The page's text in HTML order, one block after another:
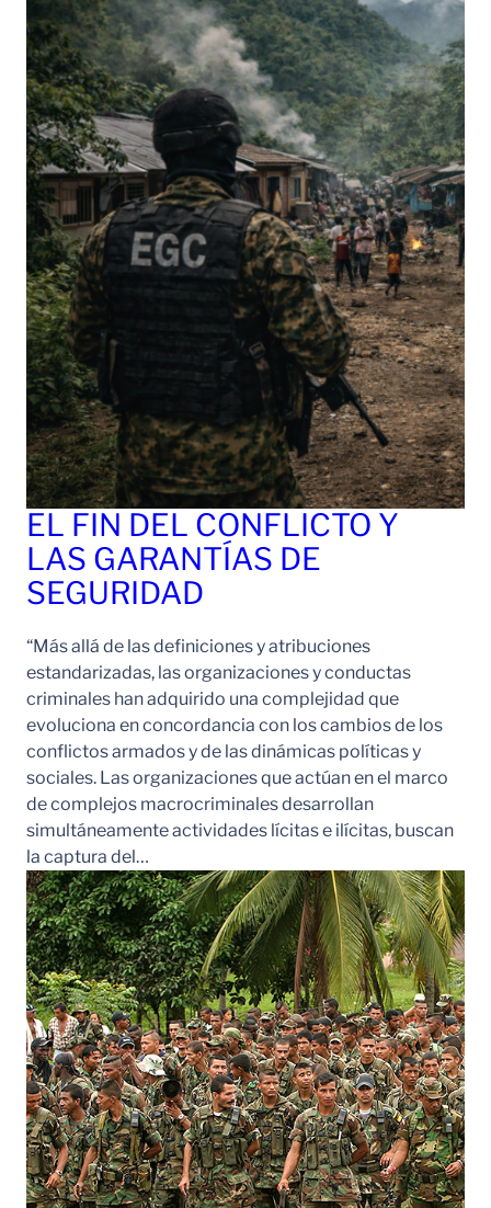
EL FIN DEL CONFLICTO Y
LAS GARANTÍAS DE
SEGURIDAD
“Más allá de las definiciones y atribuciones
estandarizadas, las organizaciones y conductas
criminales han adquirido una complejidad que
evoluciona en concordancia con los cambios de los
conflictos armados y de las dinámicas políticas y
sociales. Las organizaciones que actúan en el marco
de complejos macrocriminales desarrollan
simultáneamente actividades lícitas e ilícitas, buscan
la captura del…